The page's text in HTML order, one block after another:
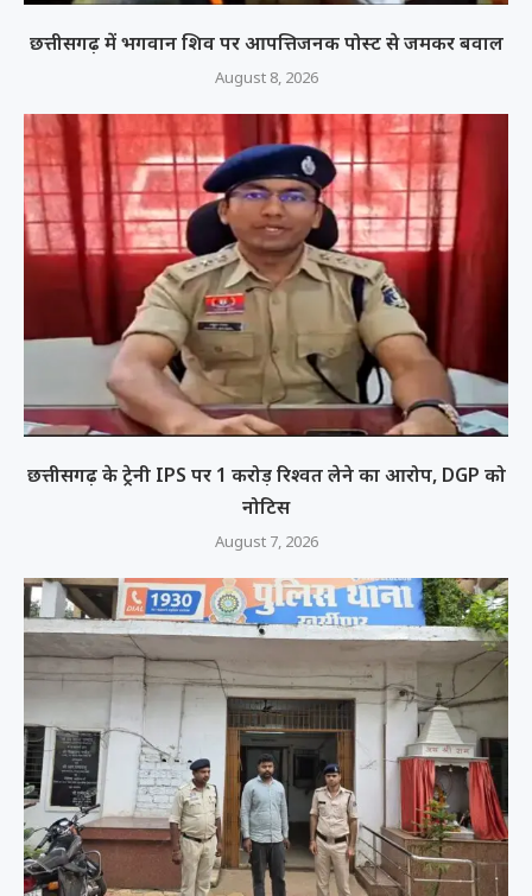
छत्तीसगढ़ में भगवान शिव पर आपत्तिजनक पोस्ट से जमकर बवाल
August 8, 2026
छत्तीसगढ़ के ट्रेनी IPS पर 1 करोड़ रिश्वत लेने का आरोप, DGP को
नोटिस
August 7, 2026